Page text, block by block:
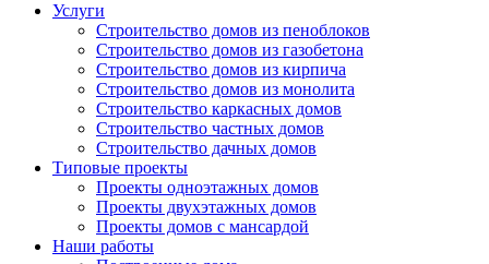
Услуги
Строительство домов из пеноблоков
Строительство домов из газобетона
Строительство домов из кирпича
Строительство домов из монолита
Строительство каркасных домов
Строительство частных домов
Строительство дачных домов
Типовые проекты
Проекты одноэтажных домов
Проекты двухэтажных домов
Проекты домов с мансардой
Наши работы